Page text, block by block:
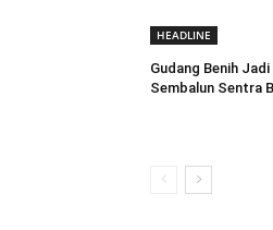
HEADLINE
Gudang Benih
Sembalun Sentra